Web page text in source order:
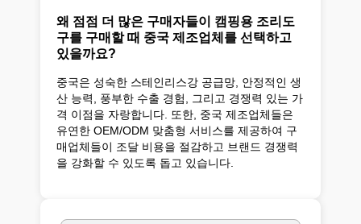
왜 점점 더 많은 구매자들이 캠핑용 조리도
구를 구매할 때 중국 제조업체를 선택하고
있을까요?
중국은 성숙한 스테인리스강 공급망, 안정적인 생
산 능력, 풍부한 수출 경험, 그리고 경쟁력 있는 가
격 이점을 자랑합니다. 또한, 중국 제조업체들은
유연한 OEM/ODM 맞춤형 서비스를 제공하여 구
매업체들이 조달 비용을 절감하고 브랜드 경쟁력
을 강화할 수 있도록 돕고 있습니다.